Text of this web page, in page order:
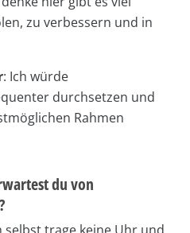
zu verbessern und in
: Ich würde
durchsetzen und
Rahmen
du von
selbst trage keine Uhr und